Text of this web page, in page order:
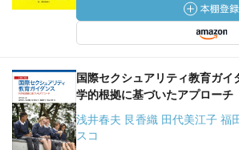
国際セクシュアリティ教育ガイ
学的根拠に基づいたアプローチ
浅井春夫 艮香織 田代美江子 福
スコ